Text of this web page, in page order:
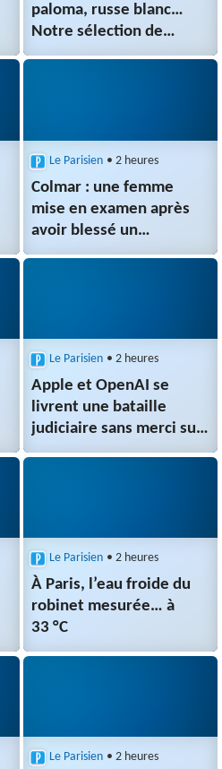
paloma, russe blanc…
Notre sélection de
cocktails revisités par les
Le Parisien • 2 heures
Colmar : une femme
mise en examen après
avoir blessé un
gendarme de deux coups
Le Parisien • 2 heures
Apple et OpenAI se
livrent une bataille
judiciaire sans merci sur
les futurs
Le Parisien • 2 heures
À Paris, l’eau froide du
robinet mesurée… à
33 °C
Le Parisien • 2 heures